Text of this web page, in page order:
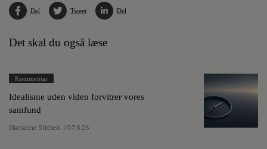
Del Tweet Del
Det skal du også læse
Kommentar
Idealisme uden viden forvitrer vores
samfund
Marianne Stidsen / 07.8.26